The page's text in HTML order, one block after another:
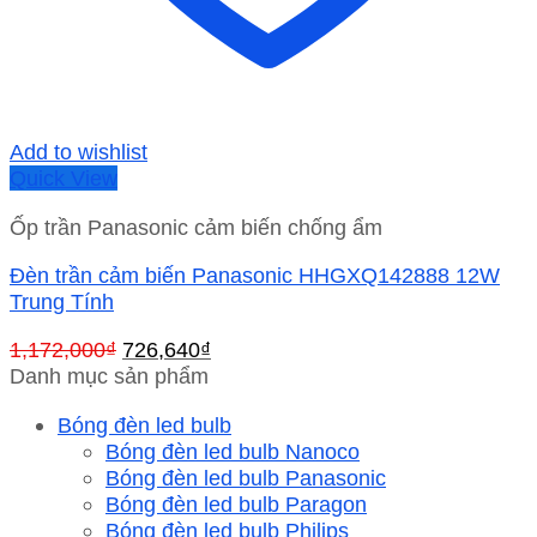
Add to wishlist
Quick View
Ốp trần Panasonic cảm biến chống ẩm
Đèn trần cảm biến Panasonic HHGXQ142888 12W
Trung Tính
1,172,000₫ Giá
gốc
1,172,000₫.
726,640₫
là:
726,640₫.
Danh mục sản phẩm
Bóng đèn led bulb
Bóng đèn led bulb Nanoco
Bóng đèn led bulb Panasonic
Bóng đèn led bulb Paragon
Bóng đèn led bulb Philips